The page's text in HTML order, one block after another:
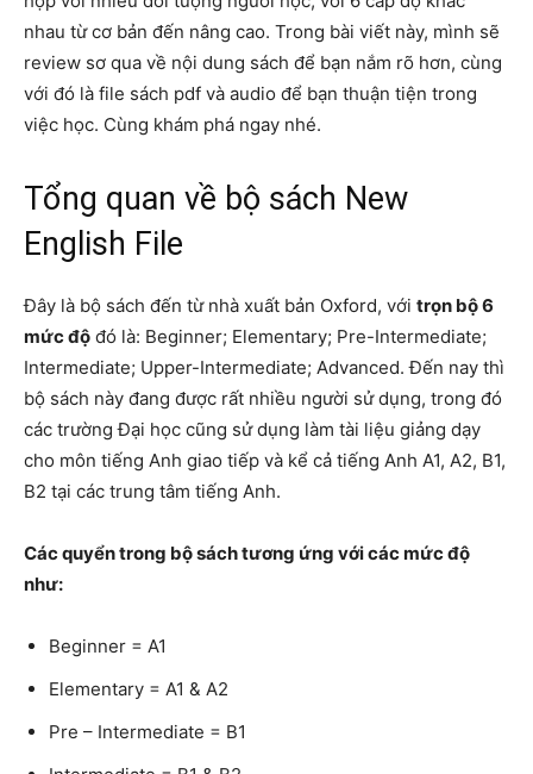
nhau từ cơ bản đến nâng cao. Trong bài viết này, mình sẽ
review sơ qua về nội dung sách để bạn nắm rõ hơn, cùng
với đó là file sách pdf và audio để bạn thuận tiện trong
việc học. Cùng khám phá ngay nhé.
Tổng quan về bộ sách New
English File
Đây là bộ sách đến từ nhà xuất bản Oxford, với trọn bộ 6
mức độ đó là: Beginner; Elementary; Pre-Intermediate;
Intermediate; Upper-Intermediate; Advanced. Đến nay thì
bộ sách này đang được rất nhiều người sử dụng, trong đó
các trường Đại học cũng sử dụng làm tài liệu giảng dạy
cho môn tiếng Anh giao tiếp và kể cả tiếng Anh A1, A2, B1,
B2 tại các trung tâm tiếng Anh.
Các quyển trong bộ sách tương ứng với các mức độ
như:
Beginner = A1
Elementary = A1 & A2
Pre – Intermediate = B1